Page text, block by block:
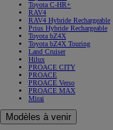
Toyota C-HR+
RAV4
RAV4 Hybride Rechargeable
Prius Hybride Rechargeable
Toyota bZ4X
Toyota bZ4X Touring
Land Cruiser
Hilux
PROACE CITY
PROACE
PROACE Verso
PROACE MAX
Mirai
Modèles à venir